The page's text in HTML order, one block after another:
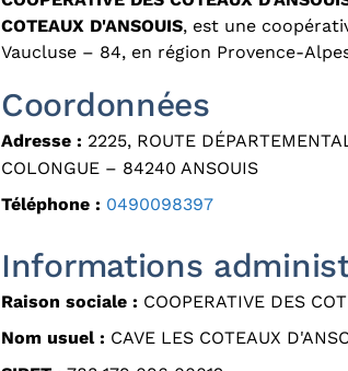
COTEAUX D'ANSOUIS, est une
Vaucluse – 84, en région Provence-
Coordonnées
Adresse : 2225, ROUTE
COLONGUE – 84240 ANSOUIS
Téléphone : 0490098397
Informations
Raison sociale : COOPERATIVE DES
Nom usuel : CAVE LES COTEAUX